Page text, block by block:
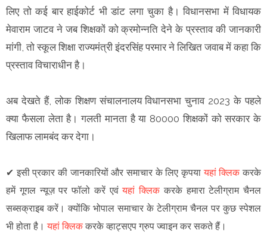
लिए तो कई बार हाईकोर्ट भी डांट लगा चुका है। विधानसभा में विधायक
मेवाराम जाटव ने जब शिक्षकों को क्रमोन्नति देने के प्रस्ताव की जानकारी
मांगी, तो स्कूल शिक्षा राज्यमंत्री इंदरसिंह परमार ने लिखित जवाब में कहा कि
प्रस्ताव विचाराधीन है।
अब देखते हैं, लोक शिक्षण संचालनालय विधानसभा चुनाव 2023 के पहले
क्या फैसला लेता है। गलती मानता है या 80000 शिक्षकों को सरकार के
खिलाफ लामबंद कर देगा।
✔ इसी प्रकार की जानकारियों और समाचार के लिए कृपयायहां क्लिक करके
हमें गूगल न्यूज़ पर फॉलो करें एवंयहां क्लिक करके हमारा टेलीग्राम चैनल
सब्सक्राइब करें। क्योंकि भोपाल समाचार के टेलीग्राम चैनल पर कुछ स्पेशल
भी होता है।यहां क्लिककरके व्हाट्सएप ग्रुप ज्वाइन कर सकते हैं।